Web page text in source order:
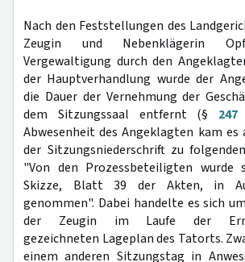
Nach den Feststellungen des
Zeugin und Nebenklägerin
Vergewaltigung durch den
der Hauptverhandlung wurde der
die Dauer der Vernehmung der
dem Sitzungssaal entfernt (§ 247
Abwesenheit des Angeklagten kam es
der Sitzungsniederschrift zu
"Von den Prozessbeteiligten wurde
Skizze, Blatt 39 der Akten, in
genommen". Dabei handelte es sich
der Zeugin im Laufe der
gezeichneten Lageplan des Tatorts.
einem anderen Sitzungstag in